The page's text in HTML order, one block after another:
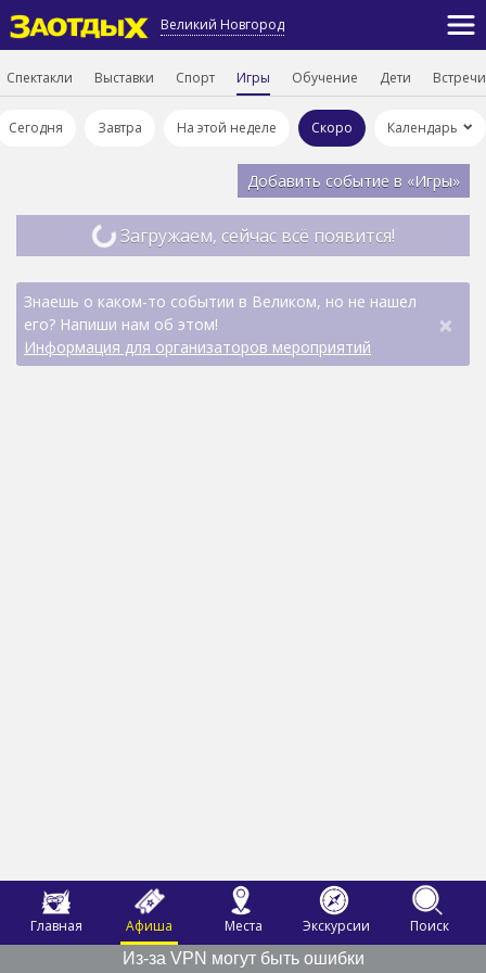
Великий Новгород
Главная Афиша Места Экскурсии
Поиск
Из-за VPN могут быть ошибки
Спектакли Выставки Спорт Игры Обучение Дети Встречи
Сегодня Завтра На этой неделе Скоро Календарь
Добавить событие в «Игры»
Загружаем, сейчас всё появится!
Знаешь о каком-то событии в Великом, но не нашел
его? Напиши нам об этом!
Информация для организаторов мероприятий
×